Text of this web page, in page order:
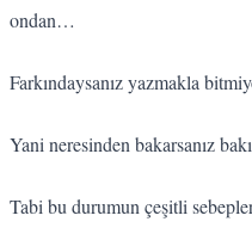
ondan…
Farkındaysanız yazmakla
Yani neresinden bakarsanız
Tabi bu durumun çeşitli